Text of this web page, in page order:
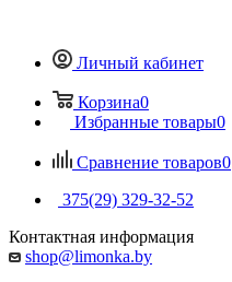
Личный кабинет
Корзина0
Избранные товары0
Сравнение товаров0
375(29) 329-32-52
Контактная информация
shop@limonka.by